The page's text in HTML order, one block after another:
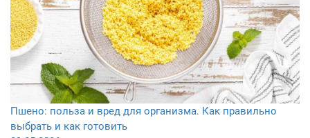
Пшено: польза и вред для организма. Как правильно
выбрать и как готовить